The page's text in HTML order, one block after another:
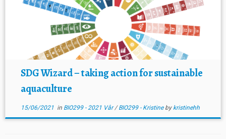
SDG Wizard – taking action for sustainable
aquaculture
15/06/2021in BIO299 - 2021 Vår/BIO299 - Kristine by kristinehh